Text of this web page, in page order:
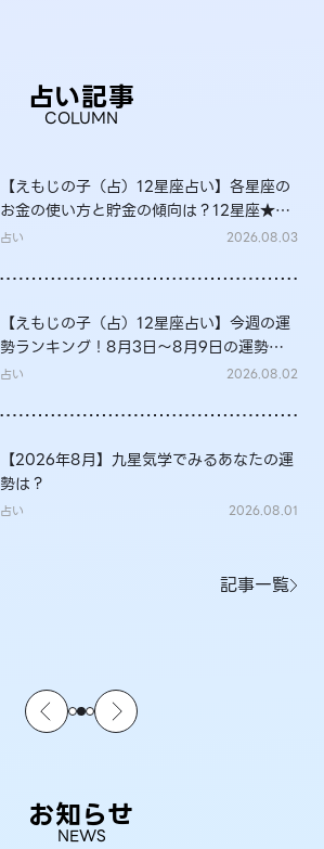
占い記事
COLUMN
【えもじの子（占）12星座占い】各星座の
お金の使い方と貯金の傾向は？12星座★徹
底解説
占い 2026.08.03
【えもじの子（占）12星座占い】今週の運
勢ランキング！8月3日～8月9日の運勢
は？
占い 2026.08.02
【2026年8月】九星気学でみるあなたの運
勢は？
占い 2026.08.01
記事一覧
お知らせ
NEWS